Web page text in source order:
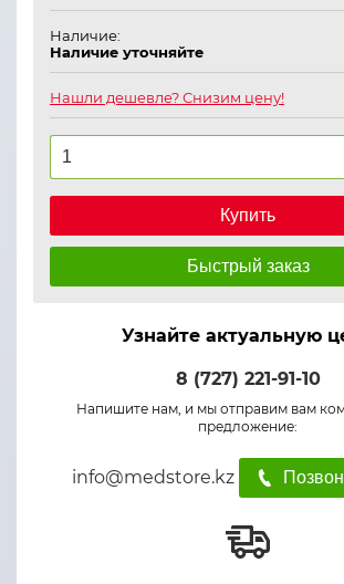
Наличие:
Наличие уточняйте
Нашли дешевле? Снизим цену!
Купить
Быстрый заказ
Узнайте актуальную
8 (727) 221-91-10
Напишите нам, и мы отправим вам
предложение:
info@medstore.kz